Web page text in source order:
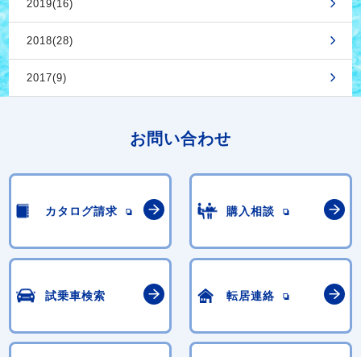
2019(16)
2018(28)
2017(9)
お問い合わせ
カタログ請求 購入相談
試乗車検索 転居連絡